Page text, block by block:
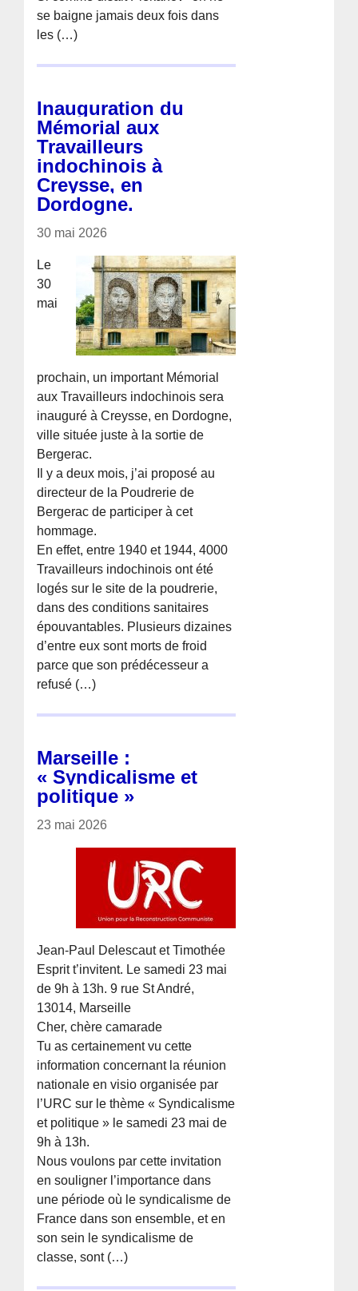
se baigne jamais deux fois dans
les (…)
Inauguration du
Mémorial aux
Travailleurs
indochinois à
Creysse, en
Dordogne.
30 mai 2026
Le
30
mai
prochain, un important Mémorial
aux Travailleurs indochinois sera
inauguré à Creysse, en Dordogne,
ville située juste à la sortie de
Bergerac.
Il y a deux mois, j’ai proposé au
directeur de la Poudrerie de
Bergerac de participer à cet
hommage.
En effet, entre 1940 et 1944, 4000
Travailleurs indochinois ont été
logés sur le site de la poudrerie,
dans des conditions sanitaires
épouvantables. Plusieurs dizaines
d’entre eux sont morts de froid
parce que son prédécesseur a
refusé (…)
Marseille :
« Syndicalisme et
politique »
23 mai 2026
Jean-Paul Delescaut et Timothée
Esprit t’invitent. Le samedi 23 mai
de 9h à 13h. 9 rue St André,
13014, Marseille
Cher, chère camarade
Tu as certainement vu cette
information concernant la réunion
nationale en visio organisée par
l’URC sur le thème « Syndicalisme
et politique » le samedi 23 mai de
9h à 13h.
Nous voulons par cette invitation
en souligner l’importance dans
une période où le syndicalisme de
France dans son ensemble, et en
son sein le syndicalisme de
classe, sont (…)